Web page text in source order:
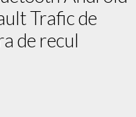
Trafic de
de recul